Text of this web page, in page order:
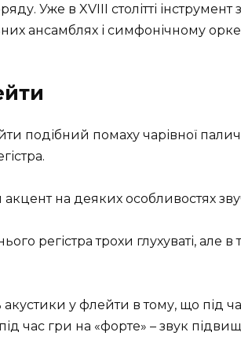
Уже в XVIII столітті
ансамблях і симфонічному
подібний помаху чарівної
на деяких особливостях
регістра трохи глухуваті, але в
акустики у флейти в тому, що під
час гри на «форте» – звук